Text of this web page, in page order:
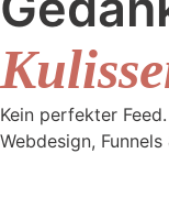
Kein perfekter
Webdesign,